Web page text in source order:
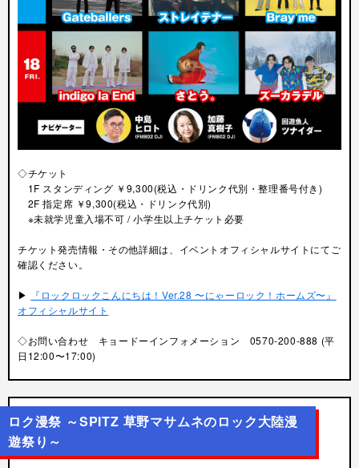
◇チケット
1F スタンディング ￥9,300(税込・ドリンク代別・整理番号付き)
2F 指定席 ￥9,300(税込・ドリンク代別)
※未就学児童入場不可 / 小学生以上チケット必要
チケット発売情報・その他詳細は、イベントオフィシャルサイトにてご
確認ください。
▶︎
『ロックロックこんにちは！Ver.28 〜にゃーロック！ホームズ〜』
オフィシャルサイト
◇お問い合わせ キョードーインフォメーション 0570-200-888 (平
日12:00〜17:00)
ロク漫祭 ～SPITZ 草野マサムネのロック大陸漫
遊祭り～